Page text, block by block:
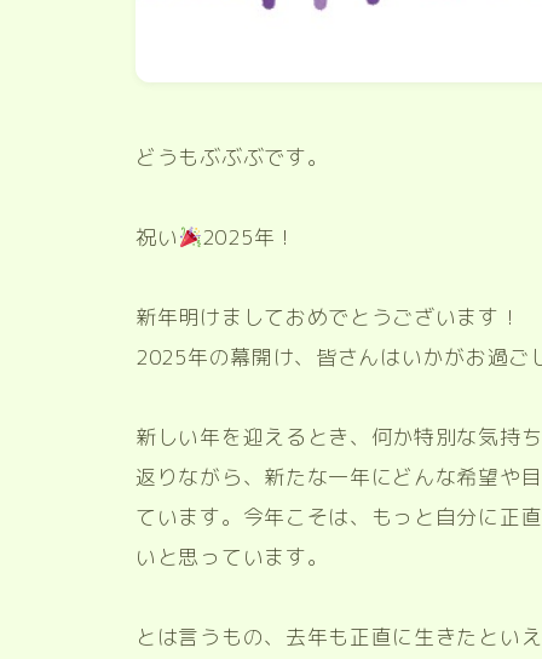
どうもぶぶぶです。
祝い 2025年！
新年明けましておめでとうございます！
2025年の幕開け、皆さんはいかがお過ご
新しい年を迎えるとき、何か特別な気持
返りながら、新たな一年にどんな希望や
ています。今年こそは、もっと自分に正
いと思っています。
とは言うもの、去年も正直に生きたとい